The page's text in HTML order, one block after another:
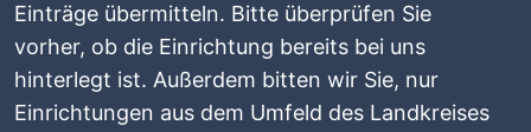
Einträge übermitteln. Bitte überprüfen Sie
vorher, ob die Einrichtung bereits bei uns
hinterlegt ist. Außerdem bitten wir Sie, nur
Einrichtungen aus dem Umfeld des Landkreises